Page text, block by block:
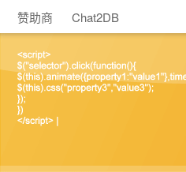
赞助商 Chat2DB